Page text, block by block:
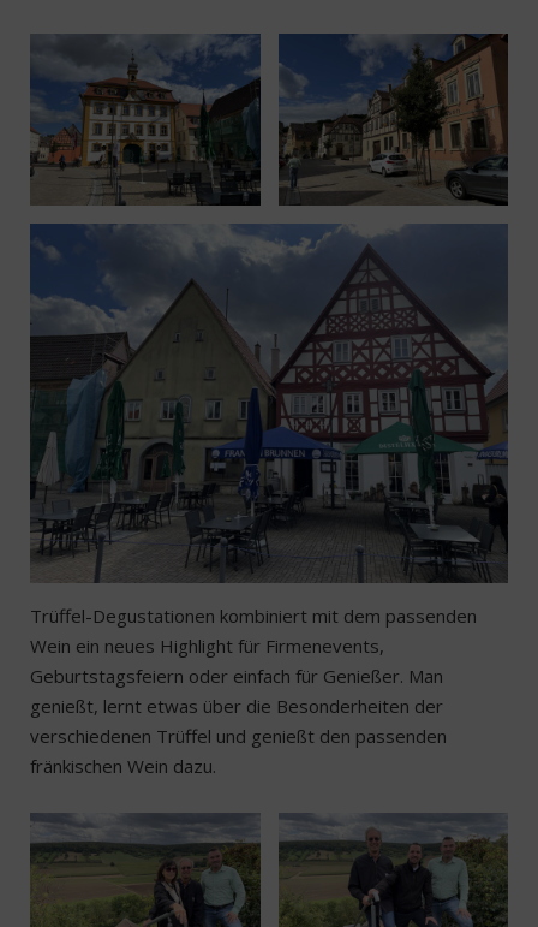
Trüffel-Degustationen kombiniert mit dem passenden
Wein ein neues Highlight für Firmenevents,
Geburtstagsfeiern oder einfach für Genießer. Man
genießt, lernt etwas über die Besonderheiten der
verschiedenen Trüffel und genießt den passenden
fränkischen Wein dazu.